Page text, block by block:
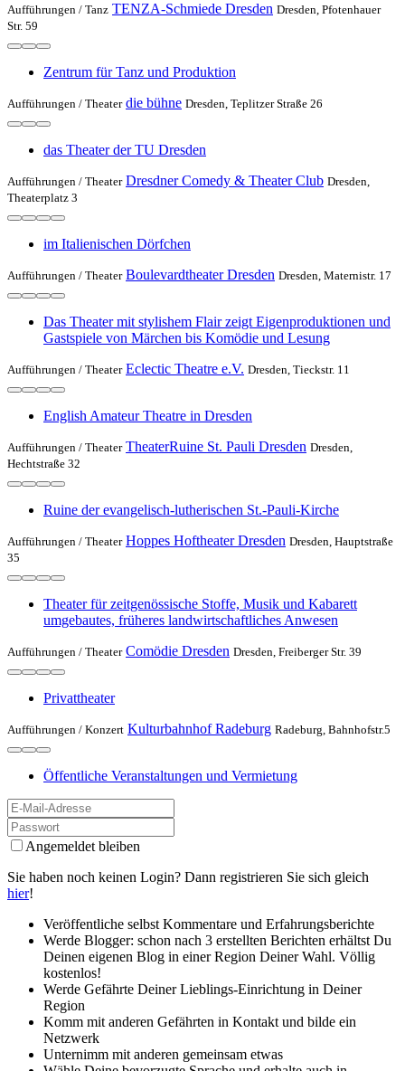
Aufführungen / Tanz TENZA-Schmiede Dresden Dresden, Pfotenhauer
Str. 59
Zentrum für Tanz und Produktion
Aufführungen / Theater die bühne Dresden, Teplitzer Straße 26
das Theater der TU Dresden
Aufführungen / Theater Dresdner Comedy & Theater Club Dresden,
Theaterplatz 3
im Italienischen Dörfchen
Aufführungen / Theater Boulevardtheater Dresden Dresden, Maternistr. 17
Das Theater mit stylishem Flair zeigt Eigenproduktionen und
Gastspiele von Märchen bis Komödie und Lesung
Aufführungen / Theater Eclectic Theatre e.V. Dresden, Tieckstr. 11
English Amateur Theatre in Dresden
Aufführungen / Theater TheaterRuine St. Pauli Dresden Dresden,
Hechtstraße 32
Ruine der evangelisch-lutherischen St.-Pauli-Kirche
Aufführungen / Theater Hoppes Hoftheater Dresden Dresden, Hauptstraße
35
Theater für zeitgenössische Stoffe, Musik und Kabarett
umgebautes, früheres landwirtschaftliches Anwesen
Aufführungen / Theater Comödie Dresden Dresden, Freiberger Str. 39
Privattheater
Aufführungen / Konzert Kulturbahnhof Radeburg Radeburg, Bahnhofstr.5
Öffentliche Veranstaltungen und Vermietung
Angemeldet bleiben
Sie haben noch keinen Login? Dann registrieren Sie sich gleich
hier!
Veröffentliche selbst Kommentare und Erfahrungsberichte
Werde Blogger: schon nach 3 erstellten Berichten erhältst Du
Deinen eigenen Blog in einer Region Deiner Wahl. Völlig
kostenlos!
Werde Gefährte Deiner Lieblings-Einrichtung in Deiner
Region
Komm mit anderen Gefährten in Kontakt und bilde ein
Netzwerk
Unternimm mit anderen gemeinsam etwas